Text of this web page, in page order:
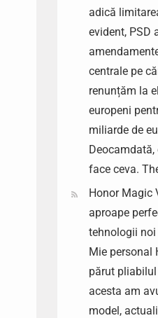
adică
evident, PSD
centrale pe
renunțăm la
europeni
miliarde de
face ceva.
Honor Magic
aproape
tehnologii noi
Mie personal
părut
acesta am
model,